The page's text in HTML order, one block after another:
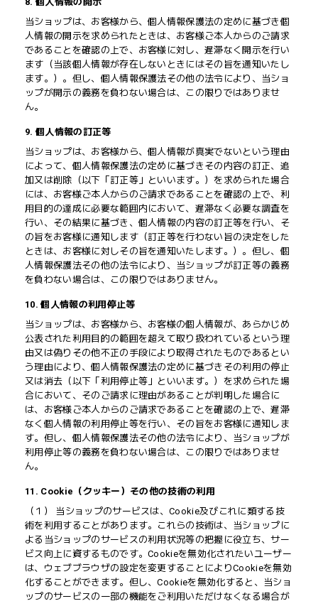
当ショップは、お客様から、個人情報保護法の定めに基づき個
人情報の開示を求められたときは、お客様ご本人からのご請求
であることを確認の上で、お客様に対し、遅滞なく開示を行い
ます（当該個人情報が存在しないときにはその旨を通知いたし
ます。）。但し、個人情報保護法その他の法令により、当ショ
ップが開示の義務を負わない場合は、この限りではありませ
ん。
9. 個人情報の訂正等
当ショップは、お客様から、個人情報が真実でないという理由
によって、個人情報保護法の定めに基づきその内容の訂正、追
加又は削除（以下「訂正等」といいます。）を求められた場合
には、お客様ご本人からのご請求であることを確認の上で、利
用目的の達成に必要な範囲内において、遅滞なく必要な調査を
行い、その結果に基づき、個人情報の内容の訂正等を行い、そ
の旨をお客様に通知します（訂正等を行わない旨の決定をした
ときは、お客様に対しその旨を通知いたします。）。但し、個
人情報保護法その他の法令により、当ショップが訂正等の義務
を負わない場合は、この限りではありません。
10. 個人情報の利用停止等
当ショップは、お客様から、お客様の個人情報が、あらかじめ
公表された利用目的の範囲を超えて取り扱われているという理
由又は偽りその他不正の手段により取得されたものであるとい
う理由により、個人情報保護法の定めに基づきその利用の停止
又は消去（以下「利用停止等」といいます。）を求められた場
合において、そのご請求に理由があることが判明した場合に
は、お客様ご本人からのご請求であることを確認の上で、遅滞
なく個人情報の利用停止等を行い、その旨をお客様に通知しま
す。但し、個人情報保護法その他の法令により、当ショップが
利用停止等の義務を負わない場合は、この限りではありませ
ん。
11. Cookie（クッキー）その他の技術の利用
（１） 当ショップのサービスは、Cookie及びこれに類する技
術を利用することがあります。これらの技術は、当ショップに
よる当ショップのサービスの利用状況等の把握に役立ち、サー
ビス向上に資するものです。Cookieを無効化されたいユーザー
は、ウェブブラウザの設定を変更することによりCookieを無効
化することができます。但し、Cookieを無効化すると、当ショ
ップのサービスの一部の機能をご利用いただけなくなる場合が